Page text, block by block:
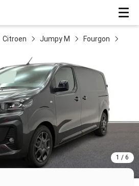
Citroen Jumpy M
Fourgon
1 / 6